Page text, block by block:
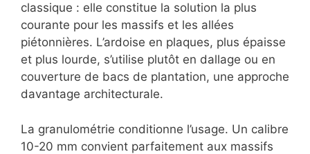
classique : elle constitue la solution la plus
courante pour les massifs et les allées
piétonnières. L’ardoise en plaques, plus épaisse
et plus lourde, s’utilise plutôt en dallage ou en
couverture de bacs de plantation, une approche
davantage architecturale.
La granulométrie conditionne l’usage. Un calibre
10-20 mm convient parfaitement aux massifs